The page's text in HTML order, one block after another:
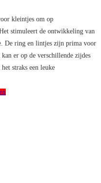
kleintjes om op
stimuleert de ontwikkeling van
De ring en lintjes zijn prima voor
er op de verschillende zijdes
straks een leuke